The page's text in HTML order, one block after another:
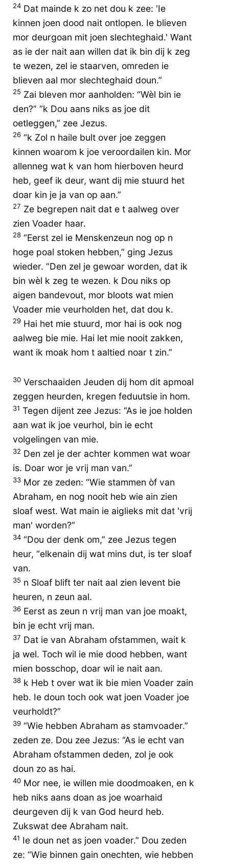
24 Dat mainde k zo net dou k zee: 'Ie
kinnen joen dood nait ontlopen. Ie blieven
mor deurgoan mit joen slechteghaid.' Want
as ie der nait aan willen dat ik bin dij k zeg
te wezen, zel ie staarven, omreden ie
blieven aal mor slechteghaid doun.”
25 Zai bleven mor aanholden: “Wèl bin ie
den?” “k Dou aans niks as joe dit
oetleggen,” zee Jezus.
26 “k Zol n haile bult over joe zeggen
kinnen woarom k joe veroordailen kin. Mor
allenneg wat k van hom hierboven heurd
heb, geef ik deur, want dij mie stuurd het
doar kin je ja van op aan.”
27 Ze begrepen nait dat e t aalweg over
zien Voader haar.
28 “Eerst zel ie Menskenzeun nog op n
hoge poal stoken hebben,” ging Jezus
wieder. “Den zel je gewoar worden, dat ik
bin wèl k zeg te wezen. k Dou niks op
aigen bandevout, mor bloots wat mien
Voader mie veurholden het, dat dou k.
29 Hai het mie stuurd, mor hai is ook nog
aalweg bie mie. Hai let mie nooit zakken,
want ik moak hom t aaltied noar t zin.”
30 Verschaaiden Jeuden dij hom dit apmoal
zeggen heurden, kregen feduutsie in hom.
31 Tegen dijent zee Jezus: “As ie joe holden
aan wat ik joe veurhol, bin ie echt
volgelingen van mie.
32 Den zel je der achter kommen wat woar
is. Doar wor je vrij man van.”
33 Mor ze zeden: “Wie stammen òf van
Abraham, en nog nooit heb wie ain zien
sloaf west. Wat main ie aiglieks mit dat 'vrij
man' worden?”
34 “Dou der denk om,” zee Jezus tegen
heur, “elkenain dij wat mins dut, is ter sloaf
van.
35 n Sloaf blift ter nait aal zien levent bie
heuren, n zeun aal.
36 Eerst as zeun n vrij man van joe moakt,
bin je echt vrij man.
37 Dat ie van Abraham ofstammen, wait k
ja wel. Toch wil ie mie dood hebben, want
mien bosschop, doar wil ie nait aan.
38 k Heb t over wat ik bie mien Voader zain
heb. Ie doun toch ook wat joen Voader joe
veurholdt?”
39 “Wie hebben Abraham as stamvoader.”
zeden ze. Dou zee Jezus: “As ie echt van
Abraham ofstammen deden, zol je ook
doun zo as hai.
40 Mor nee, ie willen mie doodmoaken, en k
heb niks aans doan as joe woarhaid
deurgeven dij k van God heurd heb.
Zukswat dee Abraham nait.
41 Ie doun net as joen voader.” Dou zeden
ze: “Wie binnen gain onechten, wie hebben